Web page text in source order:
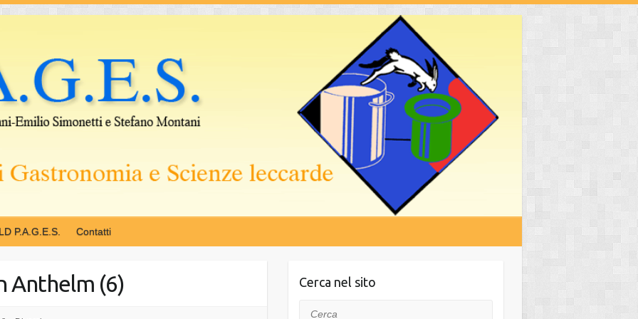
P.A.G.E.S. Contatti
Anthelm (6) Cerca nel sito
Cerca